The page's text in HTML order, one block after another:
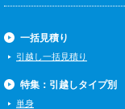
一括見積り
引越し一括見積り
特集：引越しタイプ別
単身